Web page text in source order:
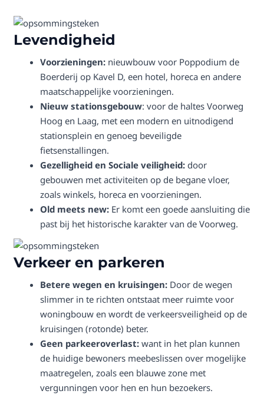
Levendigheid
Voorzieningen: nieuwbouw voor Poppodium de
Boerderij op Kavel D, een hotel, horeca en andere
maatschappelijke voorzieningen.
Nieuw stationsgebouw: voor de haltes Voorweg
Hoog en Laag, met een modern en uitnodigend
stationsplein en genoeg beveiligde
fietsenstallingen.
Gezelligheid en Sociale veiligheid: door
gebouwen met activiteiten op de begane vloer,
zoals winkels, horeca en voorzieningen.
Old meets new: Er komt een goede aansluiting die
past bij het historische karakter van de Voorweg.
Verkeer en parkeren
Betere wegen en kruisingen: Door de wegen
slimmer in te richten ontstaat meer ruimte voor
woningbouw en wordt de verkeersveiligheid op de
kruisingen (rotonde) beter.
Geen parkeeroverlast: want in het plan kunnen
de huidige bewoners meebeslissen over mogelijke
maatregelen, zoals een blauwe zone met
vergunningen voor hen en hun bezoekers.